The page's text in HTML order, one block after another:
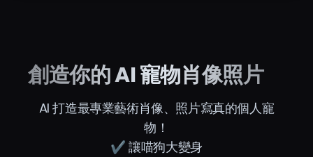
創造你的 AI 寵物肖像照片
AI 打造最專業藝術肖像、照片寫真的個人寵
物！
✔ 讓喵狗大變身